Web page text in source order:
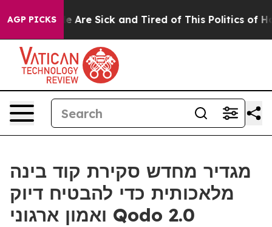
AGP PICKS
“People Are Sick and Tired of This Politics of
מגדיר מחדש סקירת קוד בינה
מלאכותית כדי להבטיח דיוק
ואמון ארגוני Qodo 2.0